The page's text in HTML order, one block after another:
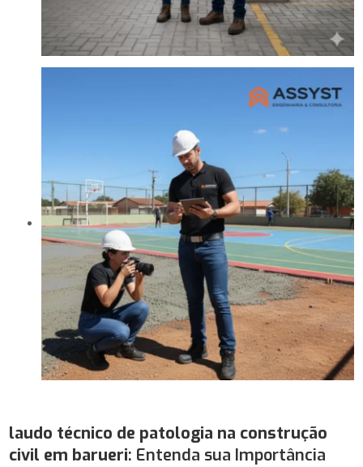
laudo técnico de patologia na construção
civil em barueri: Entenda sua Importância